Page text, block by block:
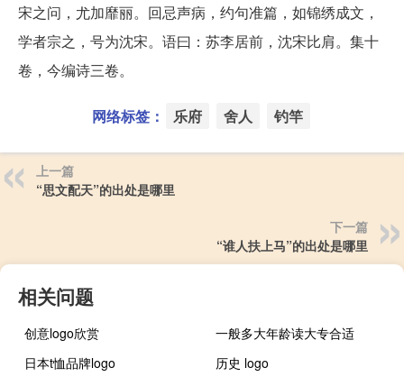
宋之问，尤加靡丽。回忌声病，约句准篇，如锦绣成文，
学者宗之，号为沈宋。语曰：苏李居前，沈宋比肩。集十
卷，今编诗三卷。
网络标签： 乐府 舍人 钓竿
上一篇
“思文配天”的出处是哪里
下一篇
“谁人扶上马”的出处是哪里
相关问题
创意logo欣赏
一般多大年龄读大专合适
日本t恤品牌logo
历史 logo